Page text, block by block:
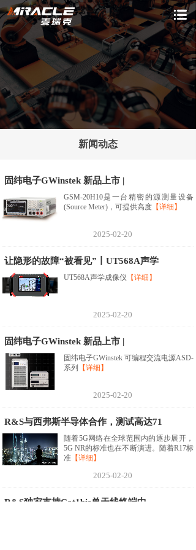
新闻动态
固纬电子GWinstek 新品上市 |
GSM-20H10是一台精密的源测量设备
(Source Meter)，可提供高度 【详细】
2025-02-20
让隐形的故障“被看见”丨UT568A声学
UT568A声学成像仪 【详细】
2025-02-20
固纬电子GWinstek 新品上市 |
固纬电子GWinstek 可编程交流电源ASD-
系列
【详细】
2025-02-20
R&S与西弗斯半导体合作，测试高达71
随着5G网络在全球范围内的逐步展开，
5G NR的标准也在不断演进。随着R17标
准 【详细】
2025-02-20
R&S独家支持Cat1bis单天线终端中